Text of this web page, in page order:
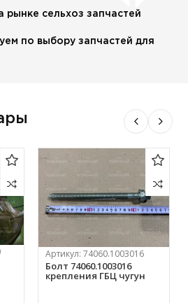
сельхоз запчастей
по выбору запчастей для
Артикул: 74060.1003016
Болт 74060.1003016
крепления ГБЦ чугун